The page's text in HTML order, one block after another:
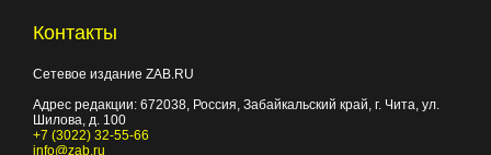
Контакты
Сетевое издание ZAB.RU
Адрес редакции: 672038 , Россия, Забайкальский край, г. Чита ул.
Шилова, д. 100
+7 (3022) 32-55-66
info@zab.ru